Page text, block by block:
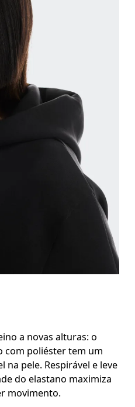
larga ao longo dos pontos
mais estreita da cintura.
mais larga do quadril.
a novas alturas: o
com poliéster tem um
pele. Respirável e leve
do elastano maximiza
movimento.